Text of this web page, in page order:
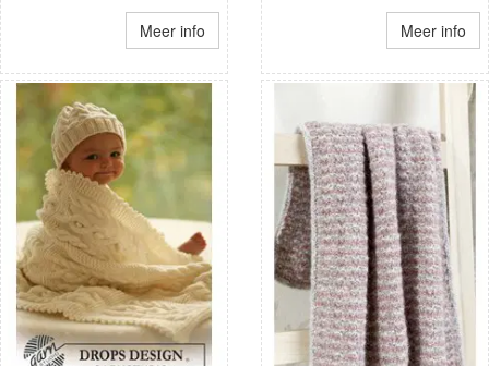
Meer info Meer info